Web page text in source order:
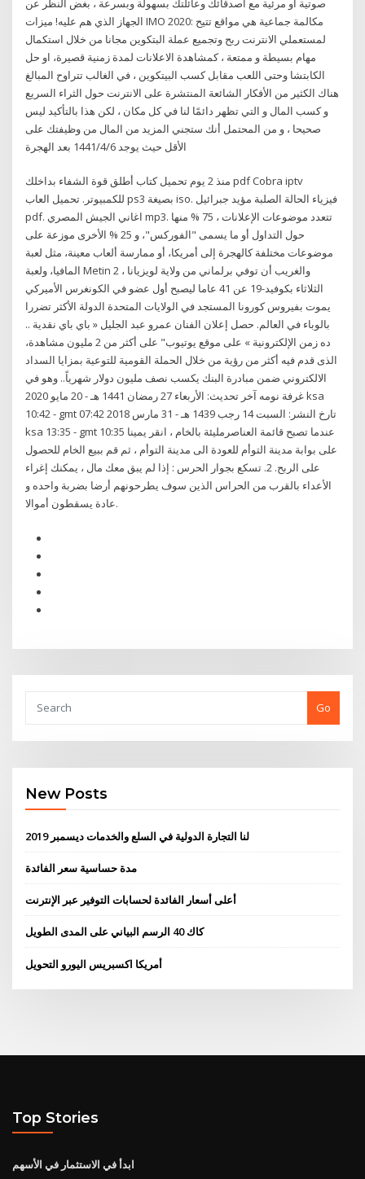
صوتية أو مرئية مع أصدقائك وعائلتك بسهولة وبسرعة ، بغض النظر عن
الجهاز الذي هم عليه! ميزات IMO 2020: مكالمة جماعية هي مواقع تتيح
لمستعملي الانترنت ربح وتجميع عملة البتكوين مجانا من خلال استكمال
مهام بسيطة و ممتعة ، كمشاهدة الاعلانات لمدة زمنية قصيرة، او حل
الكابتشا وحتى اللعب مقابل كسب البيتكوين ، في الغالب تتراوح المبالغ
هناك الكثير من الأفكار الشائعة المنتشرة على الانترنت حول الثراء السريع
و كسب المال و التي تظهر دائمًا لنا في كل مكان ، لكن هذا بالتأكيد ليس
صحيحا ، و من المحتمل أنك ستجني المزيد من المال من وظيفتك على
الأقل حيث يوجد 6‏‏/4‏‏/1441 بعد الهجرة
منذ 2 يوم تحميل كتاب أطلق قوة الشفاء بداخلك pdf Cobra iptv
للكمبيوتر. تحميل العاب ps3 بصيغة iso. فيزياء الحالة الصلبة مؤيد جبرائيل
pdf. اغاني الجيش المصري mp3. تتعدد موضوعات الإعلانات ، 75 % منها
حول التداول أو ما يسمى "الفوركس"، و 25 % الأخرى موزعة على
موضوعات مختلفة كالهجرة إلى أمريكا، أو ممارسة ألعاب معينة، مثل لعبة
المافيا، ولعبة Metin 2 ، والغريب أن توفي برلماني من ولاية لويزيانا
الثلاثاء بكوفيد-19 عن 41 عاما ليصبح أول عضو في الكونغرس الأميركي
يموت بفيروس كورونا المستجد في الولايات المتحدة الدولة الأكثر تضررا
بالوباء في العالم. حصل إعلان الفنان عمرو عبد الجليل « باي باي نقدية ..
ده زمن الإلكترونية » على موقع يوتيوب" على أكثر من 2 مليون مشاهدة،
الذى قدم فيه أكثر من رؤية من خلال الحملة القومية للتوعية بمزايا السداد
الالكتروني ضمن مبادرة البنك يكسب نصف مليون دولار شهرياً.. وهو في
غرفة نومه آخر تحديث: الأربعاء 27 رمضان 1441 هـ - 20 مايو 2020 ksa
10:42 - gmt 07:42 تارخ النشر: السبت 14 رجب 1439 هـ - 31 مارس 2018
ksa 13:35 - gmt 10:35 عندما تصبح قائمة العناصرمليئة بالخام ، انقر يمينا
على بوابة مدينة التوأم للعودة الى مدينة التوأم ، ثم قم ببيع الخام للحصول
على الربح. 2. تسكع بجوار الحرس : إذا لم يبق معك مال ، يمكنك إغراء
الأعداء بالقرب من الحراس الذين سوف يطرحونهم أرضا بضربة واحده و
عادة يسقطون أموالا.
Go
New Posts
لنا التجارة الدولية في السلع والخدمات ديسمبر 2019
مدة حساسية سعر الفائدة
أعلى أسعار الفائدة لحسابات التوفير عبر الإنترنت
كاك 40 الرسم البياني على المدى الطويل
أمريكا اكسبريس اليورو التحويل
Top Stories
ابدأ في الاستثمار في الأسهم